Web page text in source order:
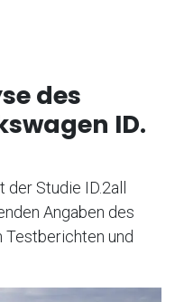
des
ID.
Studie ID.2all
Angaben des
Testberichten und